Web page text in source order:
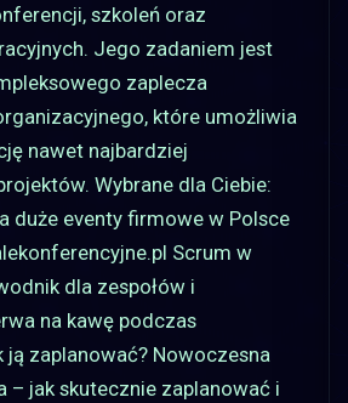
szkoleń oraz
Jego zadaniem jest
zaplecza
które umożliwia
nawet najbardziej
Wybrane dla Ciebie:
duże eventy firmowe w Polsce
Scrum w
dla zespołów i
na kawę podczas
ją zaplanować? Nowoczesna
– jak skutecznie zaplanować i